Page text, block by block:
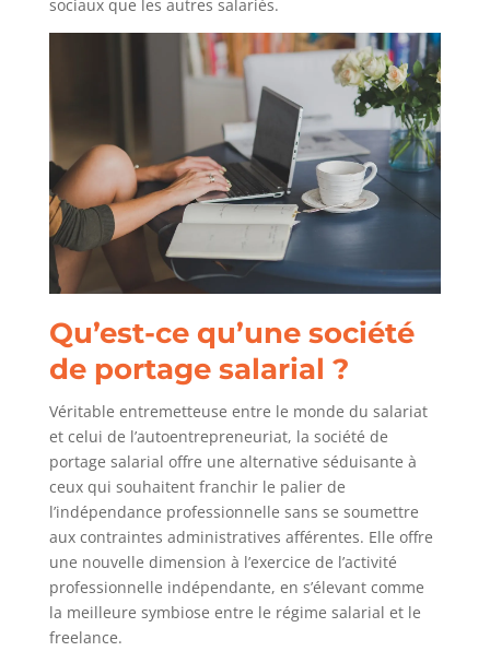
sociaux que les autres salariés.
Qu’est-ce qu’une société
de portage salarial ?
Véritable entremetteuse entre le monde du salariat
et celui de l’autoentrepreneuriat, la société de
portage salarial offre une alternative séduisante à
ceux qui souhaitent franchir le palier de
l’indépendance professionnelle sans se soumettre
aux contraintes administratives afférentes. Elle offre
une nouvelle dimension à l’exercice de l’activité
professionnelle indépendante, en s’élevant comme
la meilleure symbiose entre le régime salarial et le
freelance.